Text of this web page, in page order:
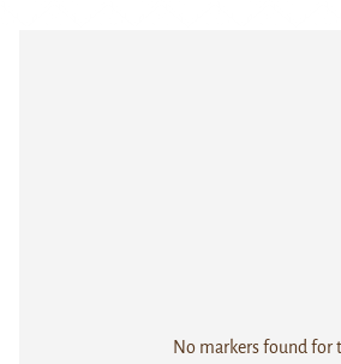
No markers found for